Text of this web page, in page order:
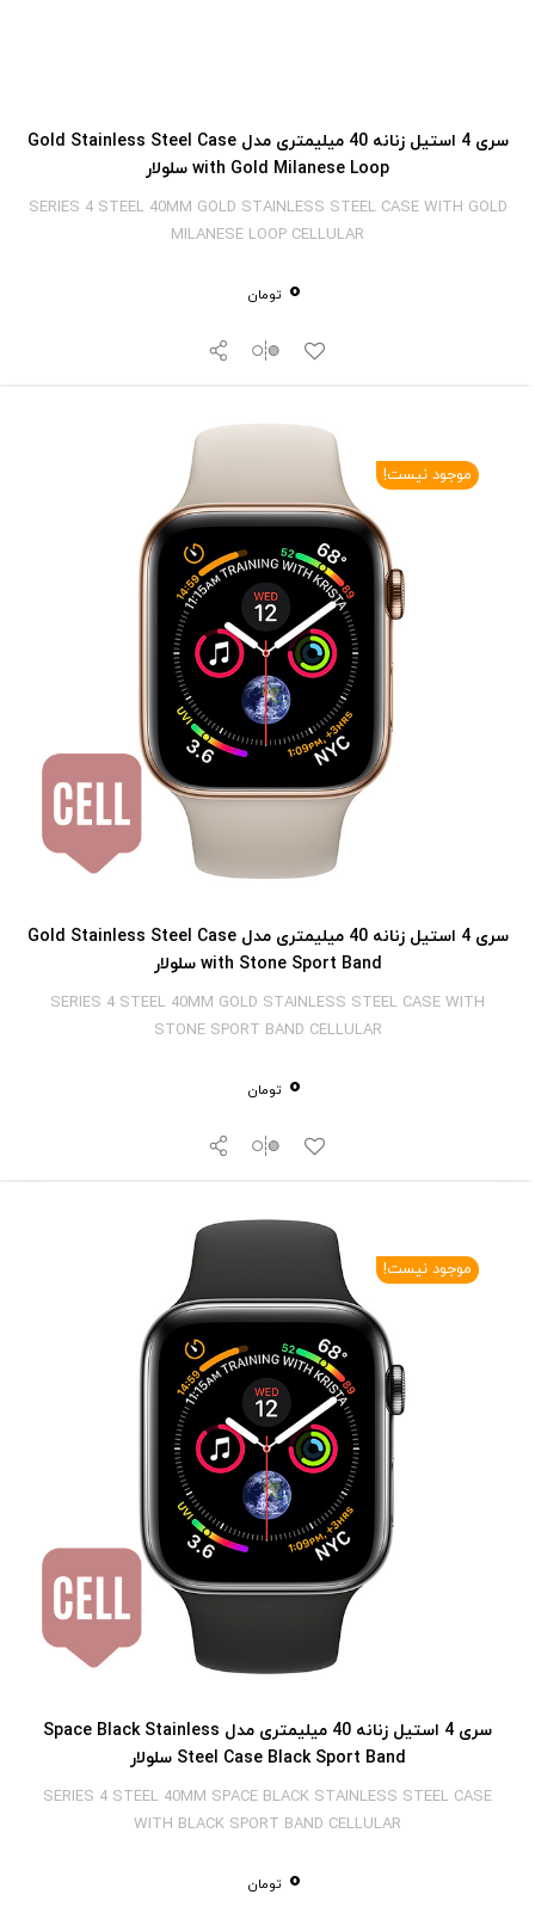
سری 4 استیل زنانه 40 میلیمتری مدل Gold Stainless Steel Case
with Gold Milanese Loop سلولار
SERIES 4 STEEL 40MM GOLD STAINLESS STEEL CASE WITH GOLD
MILANESE LOOP CELLULAR
0 تومان
موجود نیست!
سری 4 استیل زنانه 40 میلیمتری مدل Gold Stainless Steel Case
with Stone Sport Band سلولار
SERIES 4 STEEL 40MM GOLD STAINLESS STEEL CASE WITH
STONE SPORT BAND CELLULAR
0 تومان
موجود نیست!
سری 4 استیل زنانه 40 میلیمتری مدل Space Black Stainless
Steel Case Black Sport Band سلولار
SERIES 4 STEEL 40MM SPACE BLACK STAINLESS STEEL CASE
WITH BLACK SPORT BAND CELLULAR
0 تومان